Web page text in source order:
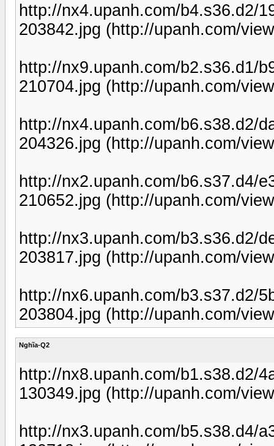
http://nx4.upanh.com/b4.s36.d2/
203842.jpg (http://upanh.com/
http://nx9.upanh.com/b2.s36.d1/
210704.jpg (http://upanh.com/
http://nx4.upanh.com/b6.s38.d2/
204326.jpg (http://upanh.com/
http://nx2.upanh.com/b6.s37.d4/
210652.jpg (http://upanh.com/
http://nx3.upanh.com/b3.s36.d2/
203817.jpg (http://upanh.com/
http://nx6.upanh.com/b3.s37.d2/
203804.jpg (http://upanh.com/
Nghĩa-Q2
http://nx8.upanh.com/b1.s38.d2/
130349.jpg (http://upanh.com/
http://nx3.upanh.com/b5.s38.d4/